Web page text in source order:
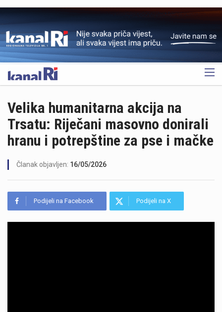
OGLAS
Velika humanitarna akcija na
Trsatu: Riječani masovno donirali
hranu i potrepštine za pse i mačke
Članak objavljen: 16/05/2026
Podijeli na Facebook Podijeli na X